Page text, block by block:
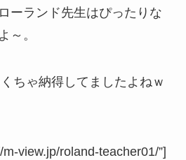
ーランド先生はぴったりな
～。
ちゃ納得してましたよねｗ
view.jp/roland-teacher01/”]